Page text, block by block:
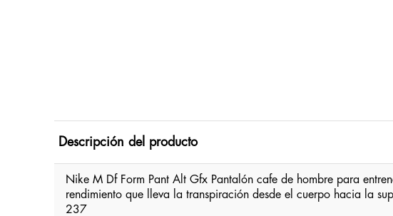
Descripción del producto
Nike M Df Form Pant Alt Gfx Pantalón cafe de hombre para
rendimiento que lleva la transpiración desde el cuerpo hacia la
237